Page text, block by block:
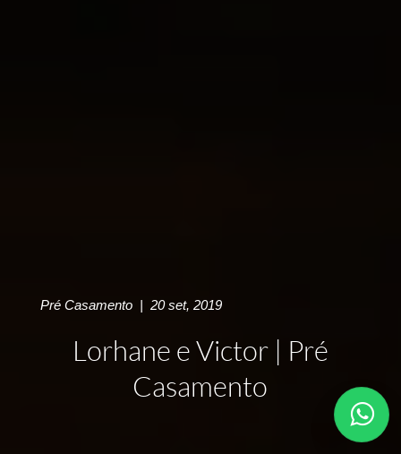
Pré Casamento| 20 set, 2019
Lorhane e Victor | Pré
Casamento